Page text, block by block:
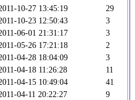
10-27 13:45:19
29
10-23 12:50:43
3
06-01 21:31:17
3
05-26 17:21:18
2
04-28 18:04:09
3
04-18 11:26:28
11
04-15 10:49:04
41
04-11 20:22:27
9